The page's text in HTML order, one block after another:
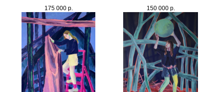
175 000 р. 150 000 р.